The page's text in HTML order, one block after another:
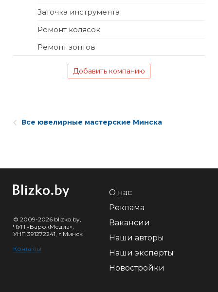
Заточка инструмента
Ремонт колясок
Ремонт зонтов
Добавить компанию
Все ювелирные мастерские Минска
© 2009-2026 blizko.by,
ЧУП «БарокМедиа»,
УНП 391272241, г.Минск
Контакты
О нас
Реклама
Вакансии
Наши авторы
Наши эксперты
Новостройки